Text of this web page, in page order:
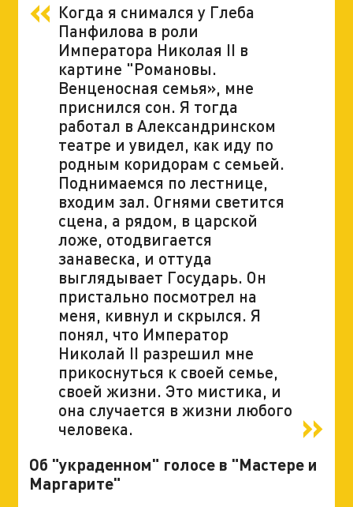
Когда я снимался у Глеба
Панфилова в роли
Императора Николая II в
картине "Романовы.
Венценосная семья», мне
приснился сон. Я тогда
работал в Александринском
театре и увидел, как иду по
родным коридорам с семьей.
Поднимаемся по лестнице,
входим зал. Огнями светится
сцена, а рядом, в царской
ложе, отодвигается
занавеска, и оттуда
выглядывает Государь. Он
пристально посмотрел на
меня, кивнул и скрылся. Я
понял, что Император
Николай II разрешил мне
прикоснуться к своей семье,
своей жизни. Это мистика, и
она случается в жизни любого
человека.
Об "украденном" голосе в "Мастере и
Маргарите"